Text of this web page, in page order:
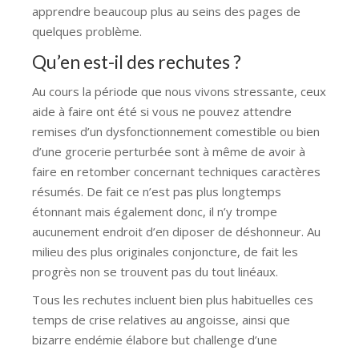
apprendre beaucoup plus au seins des pages de
quelques problème.
Qu’en est-il des rechutes ?
Au cours la période que nous vivons stressante, ceux
aide à faire ont été si vous ne pouvez attendre
remises d’un dysfonctionnement comestible ou bien
d’une grocerie perturbée sont à même de avoir à
faire en retomber concernant techniques caractères
résumés. De fait ce n’est pas plus longtemps
étonnant mais également donc, il n’y trompe
aucunement endroit d’en diposer de déshonneur. Au
milieu des plus originales conjoncture, de fait les
progrès non se trouvent pas du tout linéaux.
Tous les rechutes incluent bien plus habituelles ces
temps de crise relatives au angoisse, ainsi que
bizarre endémie élabore but challenge d’une